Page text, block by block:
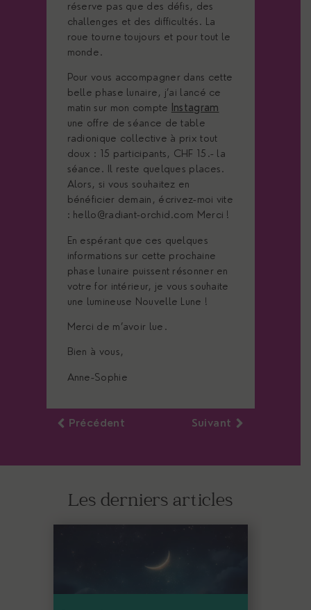
réserve pas que des défis, des
challenges et des difficultés. La
roue tourne toujours et pour tout le
monde.
Pour vous accompagner dans cette
belle phase lunaire, j’ai lancé ce
matin sur mon compte Instagram
une offre de séance de table
radionique collective à prix tout
doux : 15 participants, CHF 15.- la
séance. Il reste quelques places.
Alors, si vous souhaitez en
bénéficier demain, écrivez-moi vite
: hello@radiant-orchid.com Merci !
En espérant que ces quelques
informations sur cette prochaine
phase lunaire puissent résonner en
votre for intérieur, je vous souhaite
une lumineuse Nouvelle Lune !
Merci de m’avoir lue.
Bien à vous,
Anne-Sophie
Précédent Suivant
Les derniers articles